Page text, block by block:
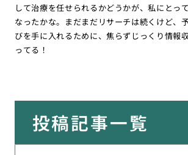
して治療を任せられるかどうかが、私にとっ
なったかな。まだまだリサーチは続くけど、
びを手に入れるために、焦らずじっくり情報
ってる！
投稿記事一覧